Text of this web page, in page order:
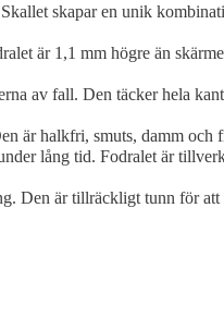
skapar en unik
är 1,1 mm högre än
av fall. Den täcker hela
är halkfri, smuts, damm och
lång tid. Fodralet är
Den är tillräckligt tunn för